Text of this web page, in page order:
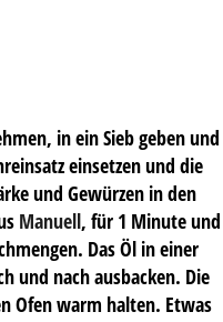
in ein Sieb geben und
einsetzen und die
und Gewürzen in den
Manuell, für 1 Minute und
Das Öl in einer
und nach ausbacken. Die
Ofen warm halten. Etwas